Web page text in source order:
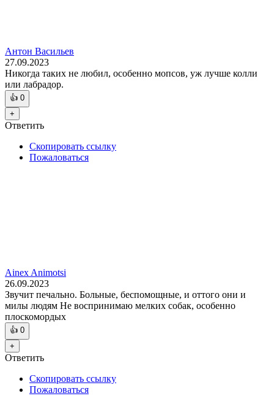
Антон Васильев
27.09.2023
Никогда таких не любил, особенно мопсов, уж лучше колли
или лабрадор.
👍 0
+
Ответить
Скопировать ссылку
Пожаловаться
Ainex Animotsi
26.09.2023
Звучит печально. Больные, беспомощные, и оттого они и
милы людям Не воспринимаю мелких собак, особенно
плоскомордых
👍 0
+
Ответить
Скопировать ссылку
Пожаловаться